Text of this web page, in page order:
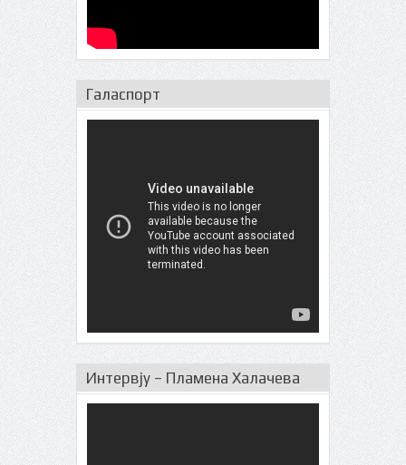
Галаспорт
Интервју – Пламена Халачева